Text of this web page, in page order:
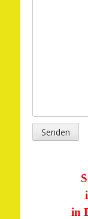
Senden
in